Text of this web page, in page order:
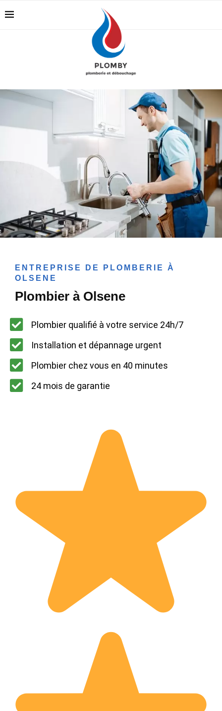
ENTREPRISE DE PLOMBERIE À
OLSENE
Plombier à Olsene
Plombier qualifié à votre service 24h/7
Installation et dépannage urgent
Plombier chez vous en 40 minutes
24 mois de garantie